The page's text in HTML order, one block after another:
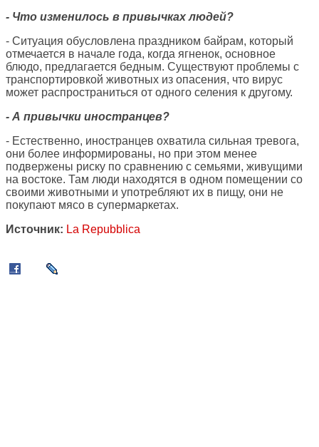
- Что изменилось в привычках людей?
- Ситуация обусловлена праздником байрам, который
отмечается в начале года, когда ягненок, основное
блюдо, предлагается бедным. Существуют проблемы с
транспортировкой животных из опасения, что вирус
может распространиться от одного селения к другому.
- А привычки иностранцев?
- Естественно, иностранцев охватила сильная тревога,
они более информированы, но при этом менее
подвержены риску по сравнению с семьями, живущими
на востоке. Там люди находятся в одном помещении со
своими животными и употребляют их в пищу, они не
покупают мясо в супермаркетах.
Источник: La Repubblica